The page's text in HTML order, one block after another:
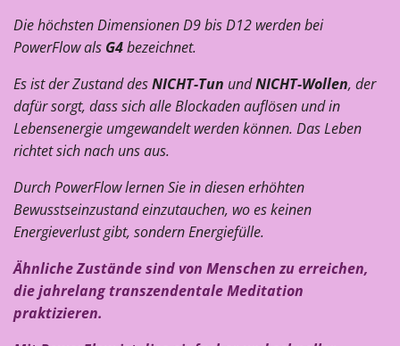
Die höchsten Dimensionen D9 bis D12 werden bei
PowerFlow als G4bezeichnet.
Es ist der Zustand desNICHT-Tun undNICHT-Wollen, der
dafür sorgt, dass sich alle Blockaden auflösen und in
Lebensenergie umgewandelt werden können. Das Leben
richtet sich nach uns aus.
Durch PowerFlow lernen Sie in diesen erhöhten
Bewusstseinzustand einzutauchen, wo es keinen
Energieverlust gibt, sondern Energiefülle.
Ähnliche Zustände sind von Menschen zu erreichen,
die jahrelang transzendentale Meditation
praktizieren.